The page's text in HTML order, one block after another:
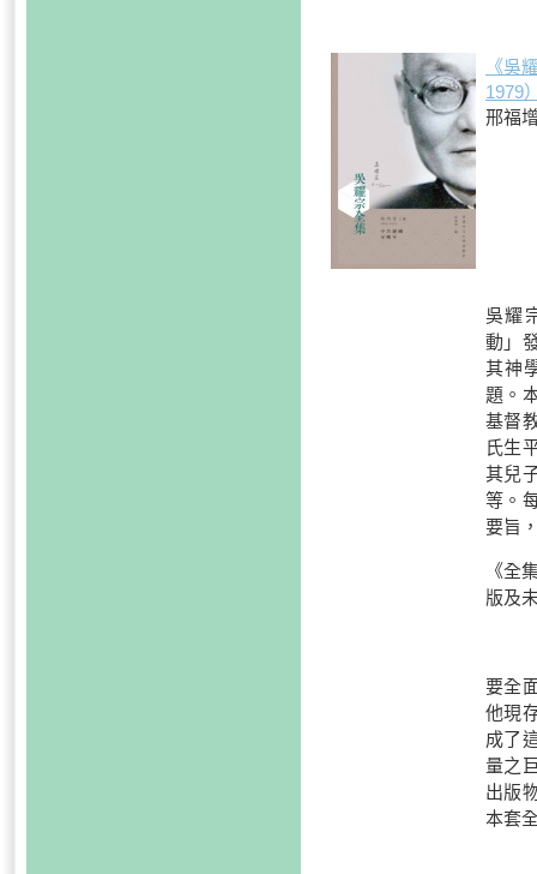
《吳
1979
邢福
吳耀
動」
其神
題。
基督
氏生
其兒
等。
要旨
《全
版及
要全
他現
成了
量之
出版
本套